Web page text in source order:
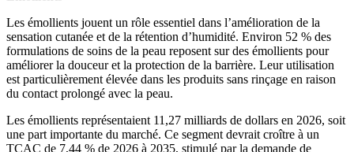
Les émollients jouent un rôle essentiel dans l’amélioration de la
sensation cutanée et de la rétention d’humidité. Environ 52 % des
formulations de soins de la peau reposent sur des émollients pour
améliorer la douceur et la protection de la barrière. Leur utilisation
est particulièrement élevée dans les produits sans rinçage en raison
du contact prolongé avec la peau.
Les émollients représentaient 11,27 milliards de dollars en 2026, soit
une part importante du marché. Ce segment devrait croître à un
TCAC de 7,44 % de 2026 à 2035, stimulé par la demande de